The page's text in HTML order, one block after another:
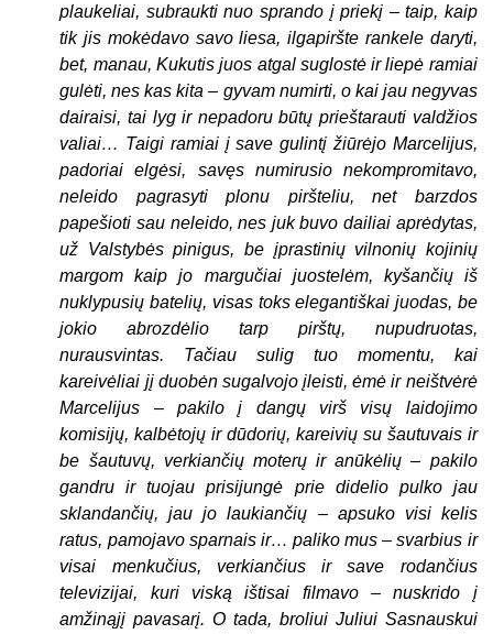
plaukeliai, subraukti nuo sprando į priekį – taip, kaip
tik jis mokėdavo savo liesa, ilgapiršte rankele daryti,
bet, manau, Kukutis juos atgal suglostė ir liepė ramiai
gulėti, nes kas kita – gyvam numirti, o kai jau negyvas
dairaisi, tai lyg ir nepadoru būtų prieštarauti valdžios
valiai… Taigi ramiai į save gulintį žiūrėjo Marcelijus,
padoriai elgėsi, savęs numirusio nekompromitavo,
neleido pagrasyti plonu piršteliu, net barzdos
papešioti sau neleido, nes juk buvo dailiai aprėdytas,
už Valstybės pinigus, be įprastinių vilnonių kojinių
margom kaip jo margučiai juostelėm, kyšančių iš
nuklypusių batelių, visas toks elegantiškai juodas, be
jokio abrozdėlio tarp pirštų, nupudruotas,
nurausvintas. Tačiau sulig tuo momentu, kai
kareivėliai jį duobėn sugalvojo įleisti, ėmė ir neištvėrė
Marcelijus – pakilo į dangų virš visų laidojimo
komisijų, kalbėtojų ir dūdorių, kareivių su šautuvais ir
be šautuvų, verkiančių moterų ir anūkėlių – pakilo
gandru ir tuojau prisijungė prie didelio pulko jau
sklandančių, jau jo laukiančių – apsuko visi kelis
ratus, pamojavo sparnais ir… paliko mus – svarbius ir
visai menkučius, verkiančius ir save rodančius
televizijai, kuri viską ištisai filmavo – nuskrido į
amžinąjį pavasarį. O tada, broliui Juliui Sasnauskui